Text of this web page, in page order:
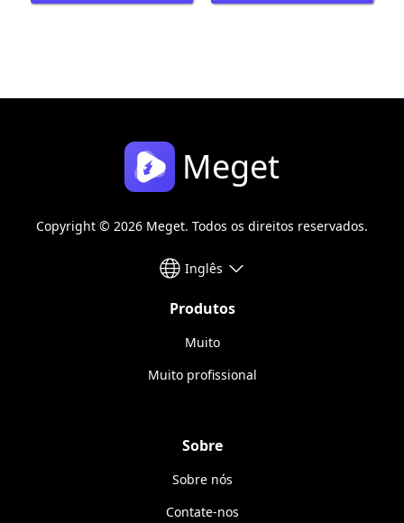
Meget
Copyright © 2026 Meget. Todos os direitos reservados.
Inglês
Produtos
Muito
Muito profissional
Sobre
Sobre nós
Contate-nos